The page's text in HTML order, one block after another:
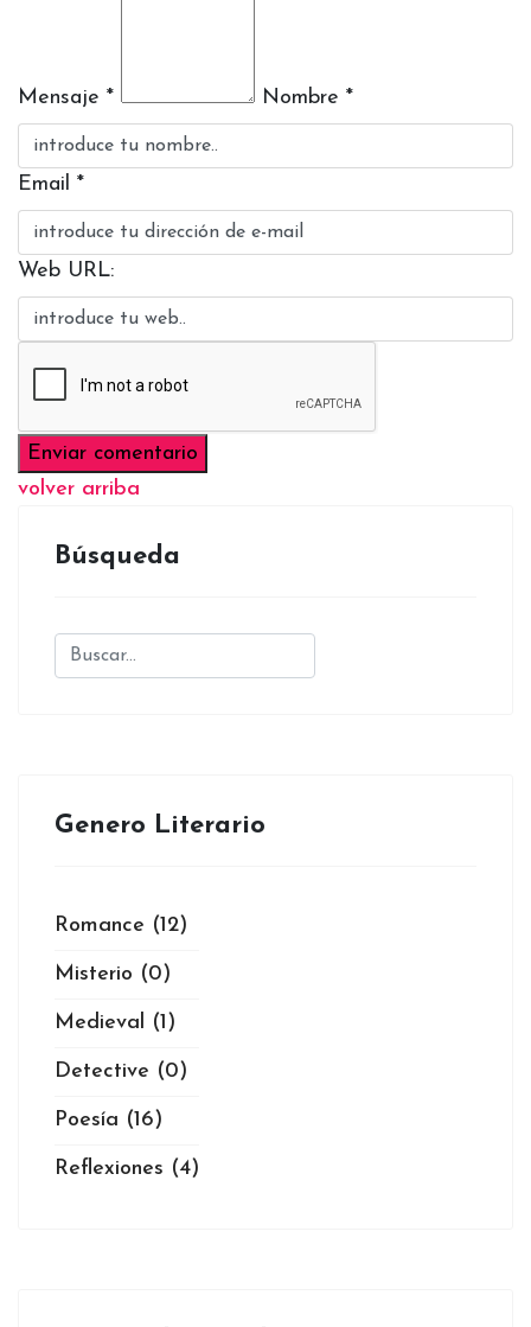
Mensaje * Nombre *
Email *
Web URL:
volver arriba
Búsqueda
Genero Literario
Romance (12)
Misterio (0)
Medieval (1)
Detective (0)
Poesía (16)
Reflexiones (4)